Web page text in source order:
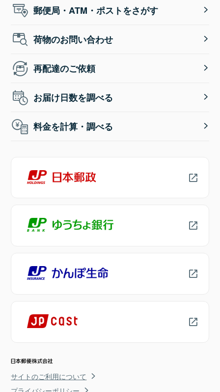
郵便局・ATM・ポストをさがす
荷物のお問い合わせ
再配達のご依頼
お届け日数を調べる
料金を計算・調べる
サイトのご利用について